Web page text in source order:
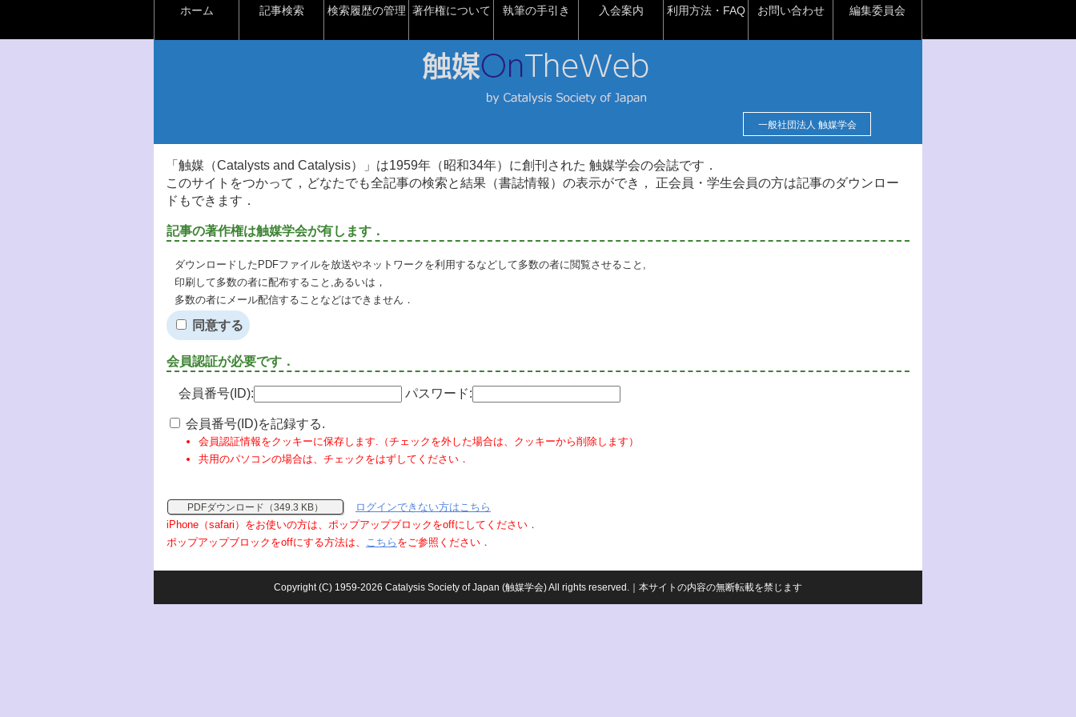
ホーム 記事検索 検索履歴の管理 著作権について 執筆の手引き 入会案内 利用方法・FAQ お問い合わせ 編集委員会
一般社団法人 触媒学会
「触媒（Catalysts and Catalysis）」は1959年（昭和34年）に創刊された 触媒学会の会誌です．
このサイトをつかって，どなたでも全記事の検索と結果（書誌情報）の表示ができ， 正会員・学生会員の方は記事のダウンロー
ドもできます．
記事の著作権は触媒学会が有します．
ダウンロードしたPDFファイルを放送やネットワークを利用するなどして多数の者に閲覧させること,
印刷して多数の者に配布すること,あるいは，
多数の者にメール配信することなどはできません．
同意する
会員認証が必要です．
会員番号(ID): パスワード:
会員番号(ID)を記録する.
会員認証情報をクッキーに保存します.（チェックを外した場合は、クッキーから削除します）
共用のパソコンの場合は、チェックをはずしてください．
PDFダウンロード（349.3 KB）
ログインできない方はこちら
iPhone（safari）をお使いの方は、ポップアップブロックをoffにしてください．
ポップアップブロックをoffにする方法は、 こちら をご参照ください．
Copyright (C) 1959-2026 Catalysis Society of Japan (触媒学会) All rights reserved.｜本サイトの内容の無断転載を禁じます